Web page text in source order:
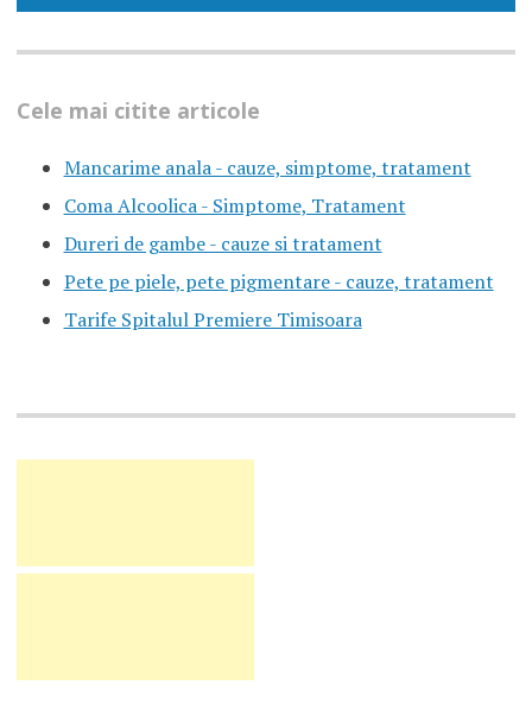
Cele mai citite articole
Mancarime anala - cauze, simptome, tratament
Coma Alcoolica - Simptome, Tratament
Dureri de gambe - cauze si tratament
Pete pe piele, pete pigmentare - cauze, tratament
Tarife Spitalul Premiere Timisoara